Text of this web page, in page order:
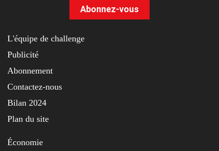
Abonnez-vous
L'équipe de challenge
Publicité
Abonnement
Contactez-nous
Bilan 2024
Plan du site
Économie